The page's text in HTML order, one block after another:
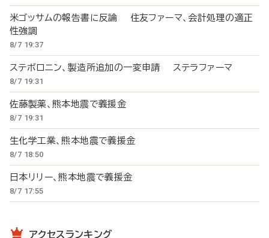
米ゴッサムの報告書に反論 住友ファーマ、会計処理の適正
性強調
8/7 19:37
ステボロニン、製造所追加の一変申請 ステラファーマ
8/7 19:31
佐藤製薬、熊本地震で義援金
8/7 19:31
生化学工業、熊本地震で義援金
8/7 18:50
日本リリー、熊本地震で義援金
8/7 17:55
アクセスランキング